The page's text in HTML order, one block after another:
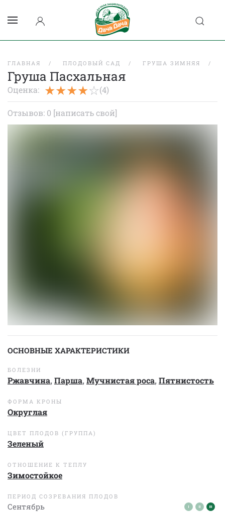
ГЛАВНАЯ ПЛОДОВЫЙ САД ГРУША ЗИМНЯЯ
Груша Пасхальная
Оценка: (4)
Отзывов: 0 [написать свой]
ОСНОВНЫЕ ХАРАКТЕРИСТИКИ
БОЛЕЗНИ
Ржавчина, Парша, Мучнистая роса, Пятнистость
ФОРМА КРОНЫ
Округлая
ЦВЕТ ПЛОДОВ (ГРУППА)
Зеленый
ОТНОШЕНИЕ К ТЕПЛУ
Зимостойкое
ПЕРИОД СОЗРЕВАНИЯ ПЛОДОВ
Сентябрь